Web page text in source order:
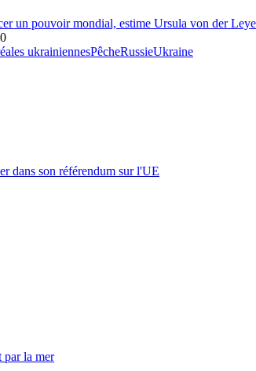
un pouvoir mondial, estime Ursula von der
ukrainiennesPêcheRussieUkraine
dans son référendum sur l'UE
par la mer